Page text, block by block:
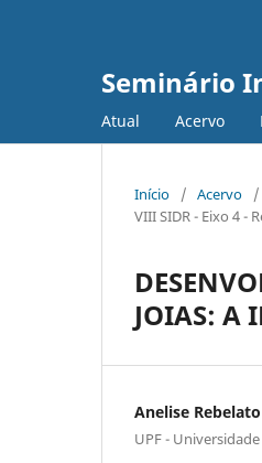
Seminário
Atual Acervo
Início / Acervo /
VIII SIDR - Eixo 4 -
JOIAS: A
Anelise
UPF -